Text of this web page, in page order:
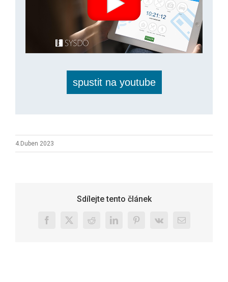
spustit na youtube
4.Duben 2023
Sdílejte tento článek
Facebook
X RedditLinkedInPinterest
Vk
E-